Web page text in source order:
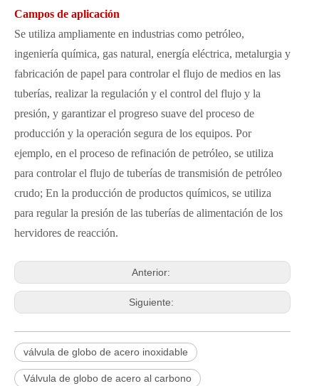
Campos de aplicación
Se utiliza ampliamente en industrias como petróleo,
ingeniería química, gas natural, energía eléctrica, metalurgia y
fabricación de papel para controlar el flujo de medios en las
tuberías, realizar la regulación y el control del flujo y la
presión, y garantizar el progreso suave del proceso de
producción y la operación segura de los equipos. Por
ejemplo, en el proceso de refinación de petróleo, se utiliza
para controlar el flujo de tuberías de transmisión de petróleo
crudo; En la producción de productos químicos, se utiliza
para regular la presión de las tuberías de alimentación de los
hervidores de reacción.
Anterior:
Siguiente:
válvula de globo de acero inoxidable
Válvula de globo de acero al carbono